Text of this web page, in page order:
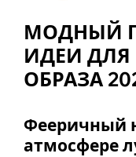
МОДНЫЙ
ИДЕИ ДЛЯ
ОБРАЗА
Фееричный
атмосфере